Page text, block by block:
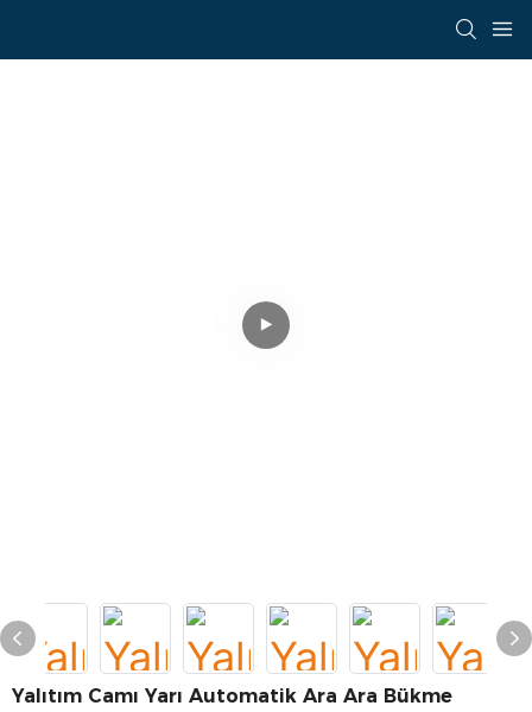
Yalıtım Camı Yarı Automatik Ara Ara Bükme